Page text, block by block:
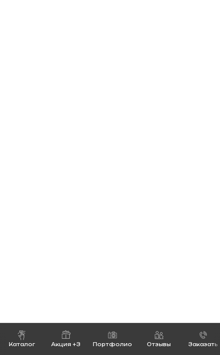
Каталог Акция +3 Портфолио Отзывы Заказать